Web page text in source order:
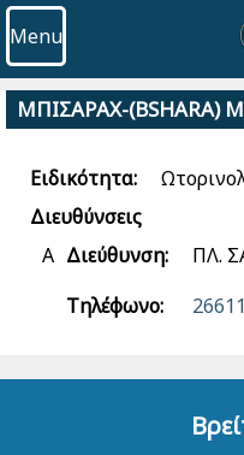
Menu
ΜΠΙΣΑΡΑΧ-(BSHARA)
Ειδικότητα:
Διευθύνσεις
Α Διεύθυνση:
ΠΛ.
Τηλέφωνο: